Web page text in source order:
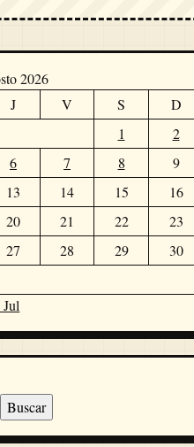
2026
J V S
D
1
2
6 7 8
9
13 14 15
16
20 21 22
23
27 28 29
30
Jul
Buscar